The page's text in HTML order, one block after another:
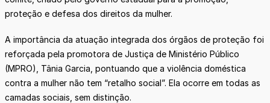
proteção e defesa dos direitos da mulher.
A importância da atuação integrada dos órgãos de proteção foi
reforçada pela promotora de Justiça de Ministério Público
(MPRO), Tânia Garcia, pontuando que a violência doméstica
contra a mulher não tem “retalho social”. Ela ocorre em todas as
camadas sociais, sem distinção.